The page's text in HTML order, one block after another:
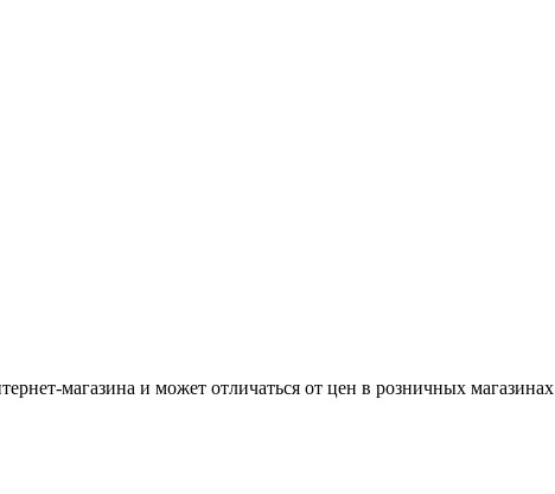
магазина и может отличаться от цен в розничных магазинах